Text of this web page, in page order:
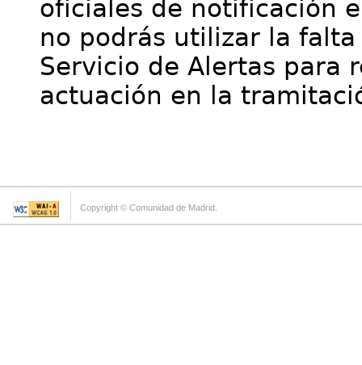
oficiales de notificación
no podrás utilizar la
Servicio de Alertas para
actuación en la
Copyright © Comunidad de Madrid.